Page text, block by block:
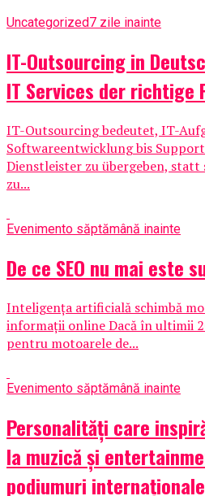
Uncategorized7 zile inainte
IT-Outsourcing in
IT Services der richtige
IT-Outsourcing bedeutet, IT-
Softwareentwicklung bis
Dienstleister zu übergeben,
zu...
Evenimento săptămână inainte
De ce SEO nu mai este
Inteligența artificială schimbă
informații online Dacă în ultimii
pentru motoarele de...
Evenimento săptămână inainte
Personalități care
la muzică și
podiumuri internaționale